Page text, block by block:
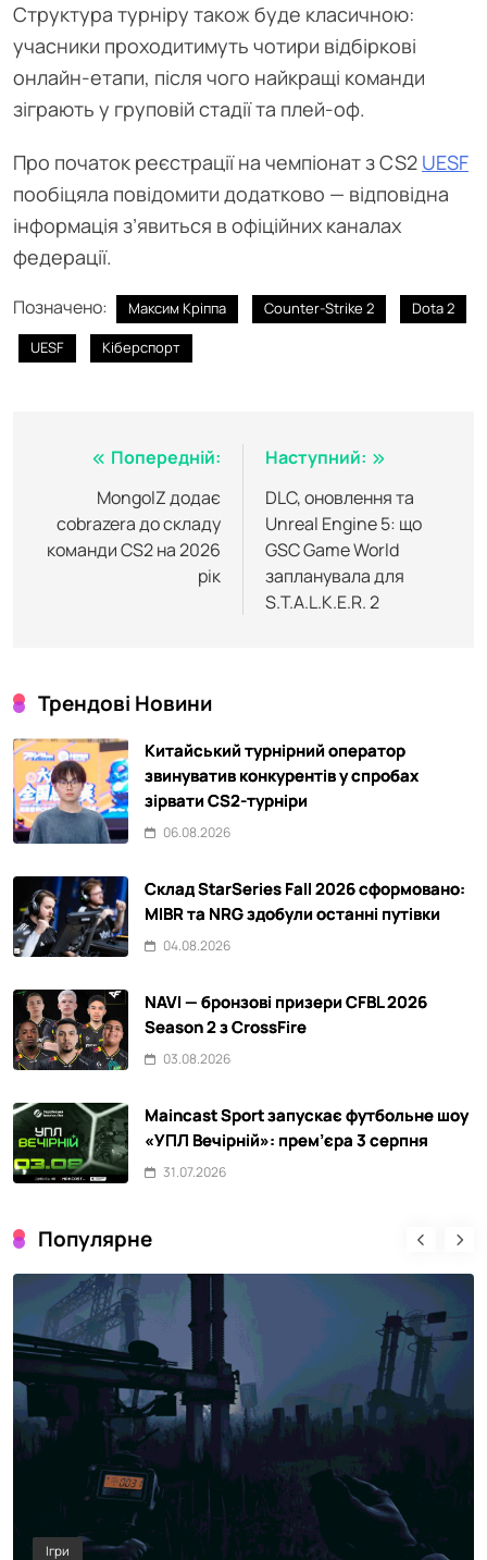
Структура турніру також буде класичною:
учасники проходитимуть чотири відбіркові
онлайн-етапи, після чого найкращі команди
зіграють у груповій стадії та плей-оф.
Про початок реєстрації на чемпіонат з CS2 UESF
пообіцяла повідомити додатково — відповідна
інформація з’явиться в офіційних каналах
федерації.
Позначено: Максим Кріппа Counter-Strike 2
Dota 2
UESF
Кіберспорт
Навігація
записів
Попередній:
MongolZ додає
cobrazera до складу
команди CS2 на 2026
рік
Наступний:
DLC, оновлення та
Unreal Engine 5: що
GSC Game World
запланувала для
S.T.A.L.K.E.R. 2
Трендові Новини
Китайський турнірний оператор
звинуватив конкурентів у спробах
зірвати CS2-турніри
06.08.2026
Склад StarSeries Fall 2026 сформовано:
MIBR та NRG здобули останні путівки
04.08.2026
NAVI — бронзові призери CFBL 2026
Season 2 з CrossFire
03.08.2026
Maincast Sport запускає футбольне шоу
«УПЛ Вечірній»: прем’єра 3 серпня
31.07.2026
Популярне
Ігри